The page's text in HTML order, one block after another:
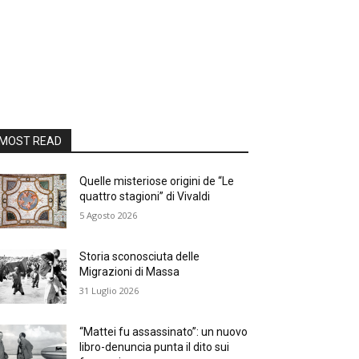
READ
Quelle misteriose origini de “Le
quattro stagioni” di Vivaldi
5 Agosto 2026
Storia sconosciuta delle
Migrazioni di Massa
31 Luglio 2026
“Mattei fu assassinato”: un nuovo
libro-denuncia punta il dito sui